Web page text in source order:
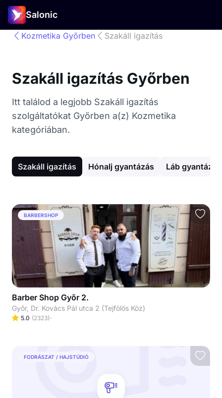
Salonic
Kozmetika Győrben Szakáll igazítás
Szakáll igazítás Győrben
Itt találod a legjobb Szakáll igazítás
szolgáltatókat Győrben a(z) Kozmetika
kategóriában.
Szakáll igazítás Hónalj gyantázás Láb gyantázás
BARBERSHOP
Barber Shop Győr 2.
Győr, Dr. Kovács Pál utca 2 (Tejfölös Köz)
5.0 (2323)
FODRÁSZAT / HAJSTÚDIÓ